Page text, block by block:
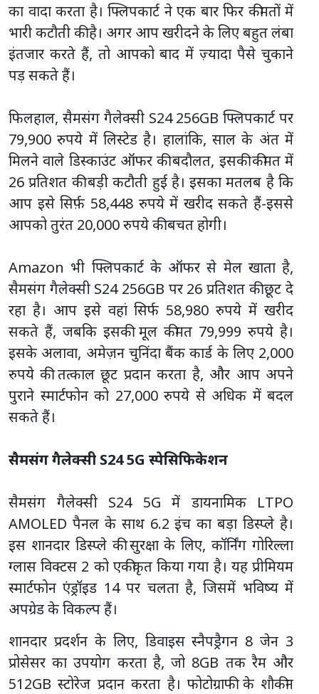
का वादा करता है। फ्लिपकार्ट ने एक बार फिर कीमतों में
भारी कटौती की है। अगर आप खरीदने के लिए बहुत लंबा
इंतजार करते हैं, तो आपको बाद में ज़्यादा पैसे चुकाने
पड़ सकते हैं।
फिलहाल, सैमसंग गैलेक्सी S24 256GB फ्लिपकार्ट पर
79,900 रुपये में लिस्टेड है। हालांकि, साल के अंत में
मिलने वाले डिस्काउंट ऑफर की बदौलत, इसकी कीमत में
26 प्रतिशत की बड़ी कटौती हुई है। इसका मतलब है कि
आप इसे सिर्फ़ 58,448 रुपये में खरीद सकते हैं-इससे
आपको तुरंत 20,000 रुपये की बचत होगी।
Amazon भी फ्लिपकार्ट के ऑफर से मेल खाता है,
सैमसंग गैलेक्सी S24 256GB पर 26 प्रतिशत की छूट दे
रहा है। आप इसे वहां सिर्फ 58,980 रुपये में खरीद
सकते हैं, जबकि इसकी मूल कीमत 79,999 रुपये है।
इसके अलावा, अमेज़न चुनिंदा बैंक कार्ड के लिए 2,000
रुपये की तत्काल छूट प्रदान करता है, और आप अपने
पुराने स्मार्टफोन को 27,000 रुपये से अधिक में बदल
सकते हैं।
सैमसंग गैलेक्सी S24 5G स्पेसिफिकेशन
सैमसंग गैलेक्सी S24 5G में डायनामिक LTPO
AMOLED पैनल के साथ 6.2 इंच का बड़ा डिस्प्ले है।
इस शानदार डिस्प्ले की सुरक्षा के लिए, कॉर्निंग गोरिल्ला
ग्लास विक्टस 2 को एकीकृत किया गया है। यह प्रीमियम
स्मार्टफोन एंड्रॉइड 14 पर चलता है, जिसमें भविष्य में
अपग्रेड के विकल्प हैं।
शानदार प्रदर्शन के लिए, डिवाइस स्नैपड्रैगन 8 जेन 3
प्रोसेसर का उपयोग करता है, जो 8GB तक रैम और
512GB स्टोरेज प्रदान करता है। फोटोग्राफी के शौकीन